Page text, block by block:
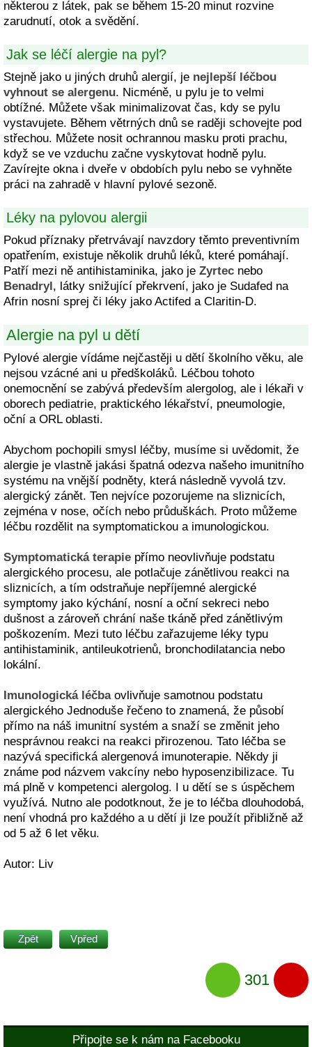
některou z látek, pak se během 15-20 minut rozvine
zarudnutí, otok a svědění.
Jak se léčí alergie na pyl?
Stejně jako u jiných druhů alergií, je nejlepší léčbou
vyhnout se alergenu. Nicméně, u pylu je to velmi
obtížné. Můžete však minimalizovat čas, kdy se pylu
vystavujete. Během větrných dnů se raději schovejte pod
střechou. Můžete nosit ochrannou masku proti prachu,
když se ve vzduchu začne vyskytovat hodně pylu.
Zavírejte okna i dveře v obdobích pylu nebo se vyhněte
práci na zahradě v hlavní pylové sezoně.
Léky na pylovou alergii
Pokud příznaky přetrvávají navzdory těmto preventivním
opatřením, existuje několik druhů léků, které pomáhají.
Patří mezi ně antihistaminika, jako je Zyrtec nebo
Benadryl, látky snižující překrvení, jako je Sudafed na
Afrin nosní sprej či léky jako Actifed a Claritin-D.
Alergie na pyl u dětí
Pylové alergie vídáme nejčastěji u dětí školního věku, ale
nejsou vzácné ani u předškoláků. Léčbou tohoto
onemocnění se zabývá především alergolog, ale i lékaři v
oborech pediatrie, praktického lékařství, pneumologie,
oční a ORL oblasti.
Abychom pochopili smysl léčby, musíme si uvědomit, že
alergie je vlastně jakási špatná odezva našeho imunitního
systému na vnější podněty, která následně vyvolá tzv.
alergický zánět. Ten nejvíce pozorujeme na sliznicích,
zejména v nose, očích nebo průduškách. Proto můžeme
léčbu rozdělit na symptomatickou a imunologickou.
Symptomatická terapie přímo neovlivňuje podstatu
alergického procesu, ale potlačuje zánětlivou reakci na
sliznicích, a tím odstraňuje nepříjemné alergické
symptomy jako kýchání, nosní a oční sekreci nebo
dušnost a zároveň chrání naše tkáně před zánětlivým
poškozením. Mezi tuto léčbu zařazujeme léky typu
antihistaminik, antileukotrienů, bronchodilatancia nebo
lokální.
Imunologická léčbaovlivňuje samotnou podstatu
alergického Jednoduše řečeno to znamená, že působí
přímo na náš imunitní systém a snaží se změnit jeho
nesprávnou reakci na reakci přirozenou. Tato léčba se
nazývá specifická alergenová imunoterapie. Někdy ji
známe pod názvem vakcíny nebo hyposenzibilizace. Tu
má plně v kompetenci alergolog. I u dětí se s úspěchem
využívá. Nutno ale podotknout, že je to léčba dlouhodobá,
není vhodná pro každého a u dětí ji lze použít přibližně až
od 5 až 6 let věku.
Autor: Liv
Zpět Vpřed
301
Připojte se k nám na Facebooku